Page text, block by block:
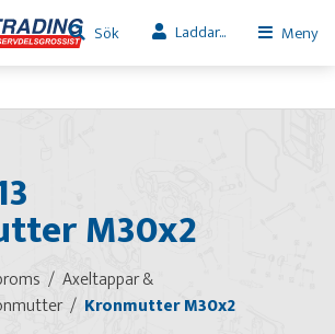
Sök Laddar... Meny
M30x2
Axeltappar &
Kronmutter M30x2